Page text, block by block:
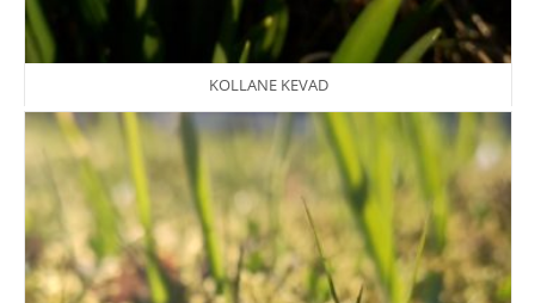
KOLLANE KEVAD